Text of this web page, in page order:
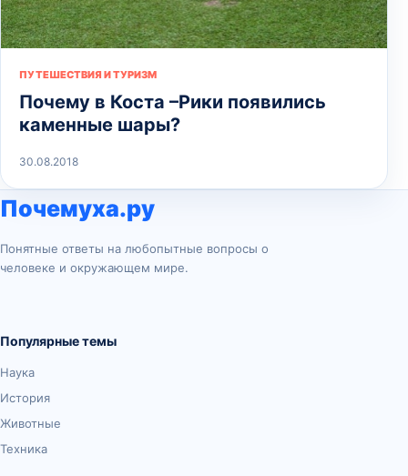
ПУТЕШЕСТВИЯ И ТУРИЗМ
Почему в Коста –Рики появились
каменные шары?
30.08.2018
Почемуха.ру
Понятные ответы на любопытные вопросы о
человеке и окружающем мире.
Популярные темы
Наука
История
Животные
Техника